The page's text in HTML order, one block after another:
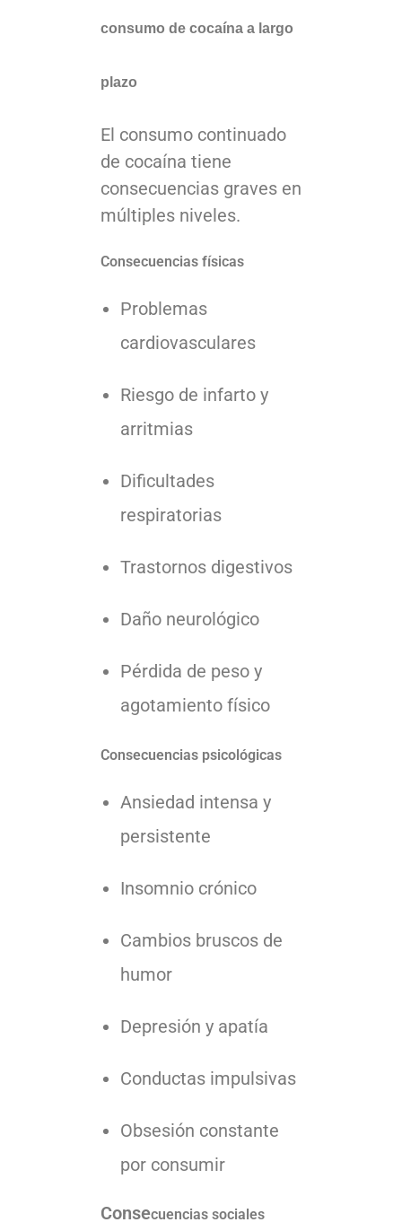
consumo de cocaína a largo
plazo
El consumo continuado
de cocaína tiene
consecuencias graves en
múltiples niveles.
Consecuencias físicas
Problemas
cardiovasculares
Riesgo de infarto y
arritmias
Dificultades
respiratorias
Trastornos digestivos
Daño neurológico
Pérdida de peso y
agotamiento físico
Consecuencias psicológicas
Ansiedad intensa y
persistente
Insomnio crónico
Cambios bruscos de
humor
Depresión y apatía
Conductas impulsivas
Obsesión constante
por consumir
Consecuencias sociales